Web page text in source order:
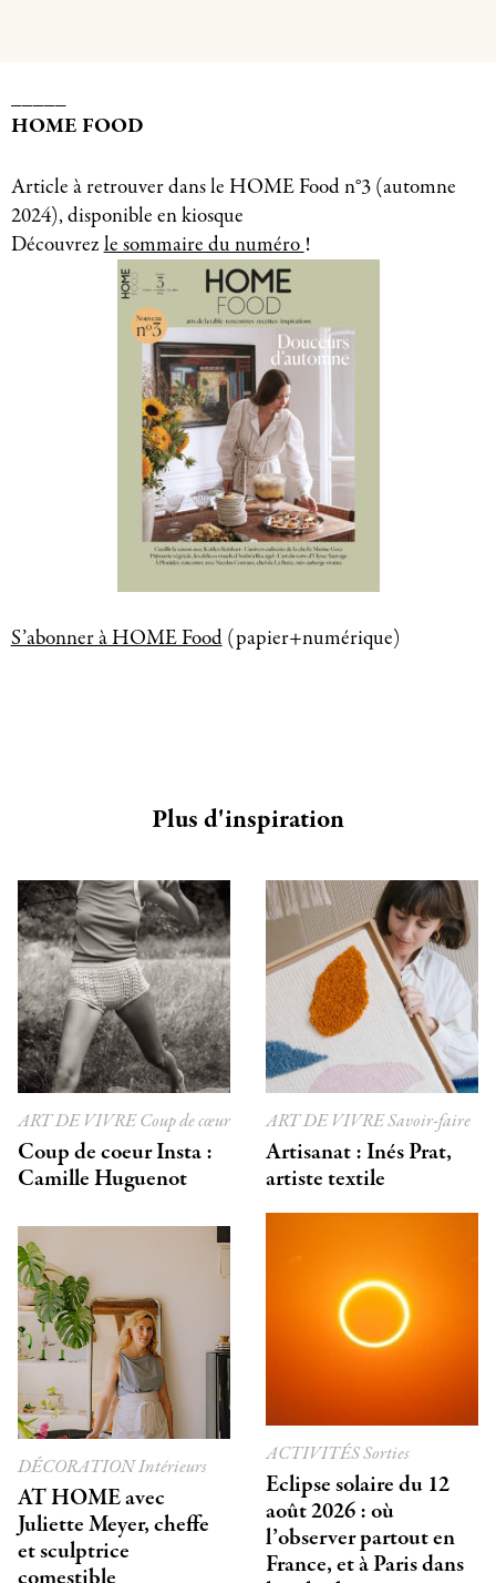
_____
HOME FOOD
Article à retrouver dans le HOME Food n°3 (automne
2024), disponible en kiosque
Découvrezle sommaire du numéro!
S’abonner à HOME Food(papier+numérique)
Plus d'inspiration
ART DE VIVRECoup de cœur
Coup de coeur Insta :
Camille Huguenot
ART DE VIVRESavoir-faire
Artisanat : Inés Prat,
artiste textile
DÉCORATIONIntérieurs
AT HOME avec
Juliette Meyer, cheffe
et sculptrice
ACTIVITÉSSorties
Eclipse solaire du 12
août 2026 : où
l’observer partout en
France, et à Paris dans